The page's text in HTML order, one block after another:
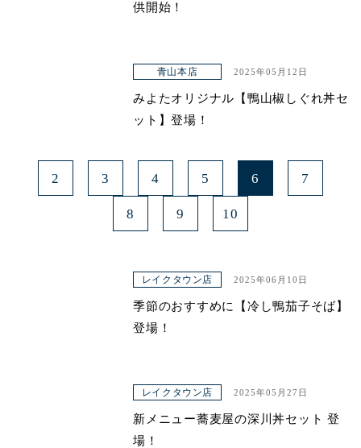
供開始！
青山本店 2025年05月12日
みよたオリジナル【鴨山椒しぐれ丼セ
ット】登場！
2 3 4 5 6 7
8 9 10
レイクタウン店 2025年06月10日
季節のおすすめに【冷し鴨茄子そば】
登場！
レイクタウン店 2025年05月27日
新メニュー蕎麦屋の深川丼セット 登
場！